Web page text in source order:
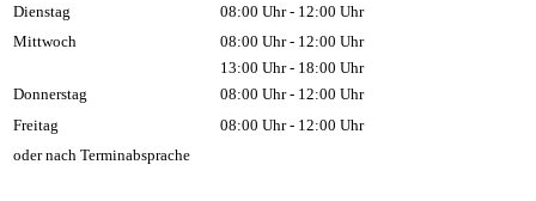
Dienstag
08:00 Uhr - 12:00 Uhr
Mittwoch
08:00 Uhr - 12:00 Uhr
13:00 Uhr - 18:00 Uhr
Donnerstag
08:00 Uhr - 12:00 Uhr
Freitag
08:00 Uhr - 12:00 Uhr
oder nach Terminabsprache